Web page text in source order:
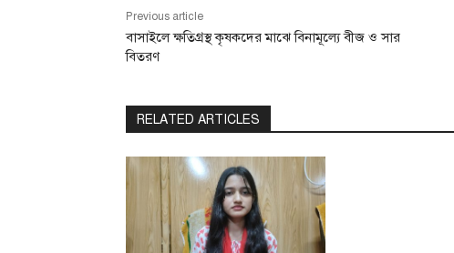
Previous article
বাসাইলে ক্ষতিগ্রস্থ কৃষকদের মাঝে বিনামূল্যে বীজ ও সার
বিতরণ
RELATED ARTICLES